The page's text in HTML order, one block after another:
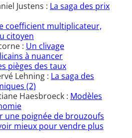
Justens : La saga des prix
coefficient multiplicateur,
citoyen
: Un clivage
à nuancer
pièges des taux
Lehning : La saga des
(2)
Haesbroeck : Modèles
une poignée de brouzoufs
mieux pour vendre plus